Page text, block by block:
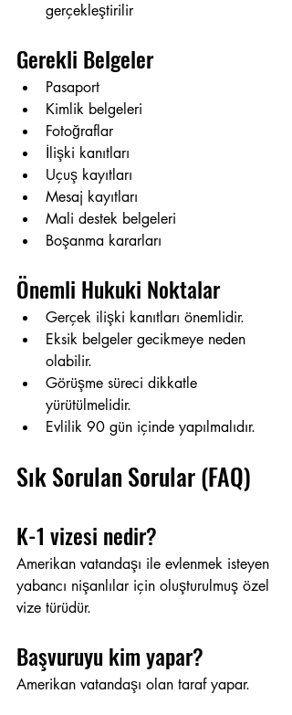
gerçekleştirilir
Gerekli Belgeler
Pasaport
Kimlik belgeleri
Fotoğraflar
İlişki kanıtları
Uçuş kayıtları
Mesaj kayıtları
Mali destek belgeleri
Boşanma kararları
Önemli Hukuki Noktalar
Gerçek ilişki kanıtları önemlidir.
Eksik belgeler gecikmeye neden
olabilir.
Görüşme süreci dikkatle
yürütülmelidir.
Evlilik 90 gün içinde yapılmalıdır.
Sık Sorulan Sorular (FAQ)
K-1 vizesi nedir?
Amerikan vatandaşı ile evlenmek isteyen
yabancı nişanlılar için oluşturulmuş özel
vize türüdür.
Başvuruyu kim yapar?
Amerikan vatandaşı olan taraf yapar.